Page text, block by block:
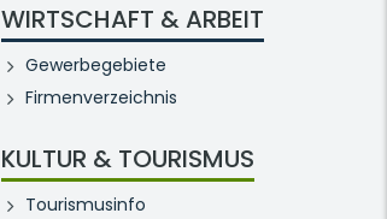
WIRTSCHAFT & ARBEIT
Gewerbegebiete
Firmenverzeichnis
KULTUR & TOURISMUS
Tourismusinfo